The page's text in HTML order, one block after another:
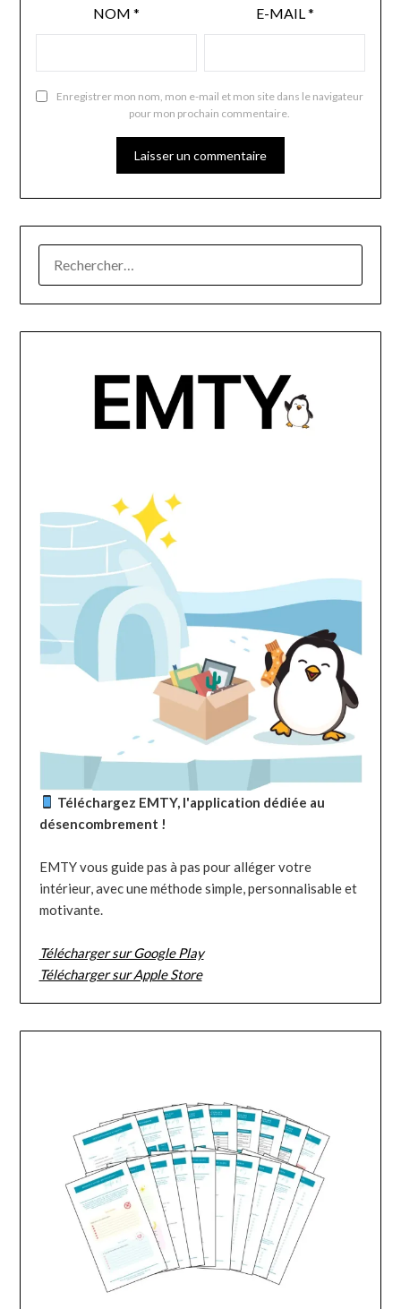
NOM * E-MAIL*
Enregistrer mon nom, mon e-mail et mon site dans le navigateur
pour mon prochain commentaire.
Téléchargez EMTY, l'application dédiée au
désencombrement !
EMTY vous guide pas à pas pour alléger votre
intérieur, avec une méthode simple, personnalisable et
motivante.
Télécharger sur Google Play
Télécharger sur Apple Store